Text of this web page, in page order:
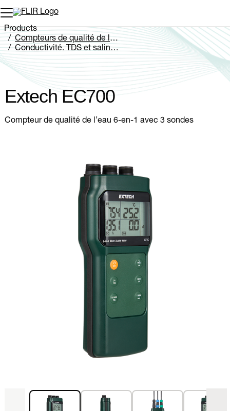
Unread messages
Modèle
Supprimer
articles
Ajouter au panier
Ajouté au panier
Products
Compteurs de qualité de l’eau
Conductivité, TDS et salinité
Extech EC700
Extech EC700
Compteur de qualité de l’eau 6-en-1 avec 3 sondes